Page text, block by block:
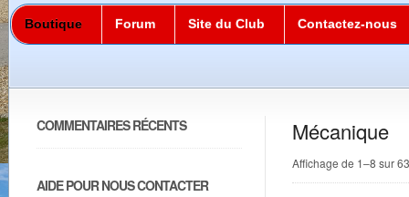
Boutique Forum Site du Club Contactez-nous
Mécanique
Affichage de 1–8 sur
COMMENTAIRES RÉCENTS
AIDE POUR NOUS CONTACTER